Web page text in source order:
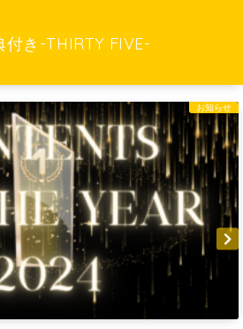
付き-THIRTY FIVE-
お知らせ